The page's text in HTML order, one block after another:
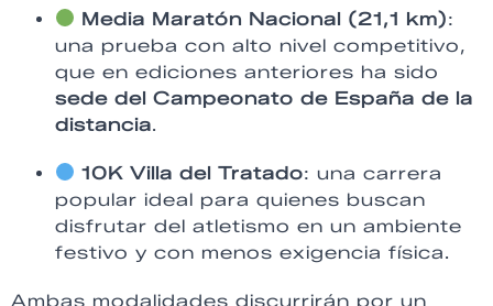
Media Maratón Nacional (21,1 km):
una prueba con alto nivel competitivo,
que en ediciones anteriores ha sido
sede del Campeonato de España de la
distancia.
10K Villa del Tratado: una carrera
popular ideal para quienes buscan
disfrutar del atletismo en un ambiente
festivo y con menos exigencia física.
Ambas modalidades discurrirán por un